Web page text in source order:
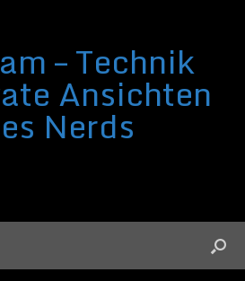
– Technik
Ansichten
Nerds